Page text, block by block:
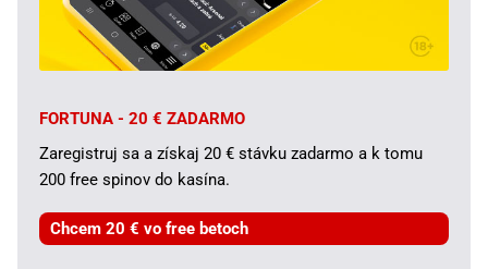
FORTUNA - 20 € ZADARMO
Zaregistruj sa a získaj 20 € stávku zadarmo a k tomu
200 free spinov do kasína.
Chcem 20 € vo free betoch